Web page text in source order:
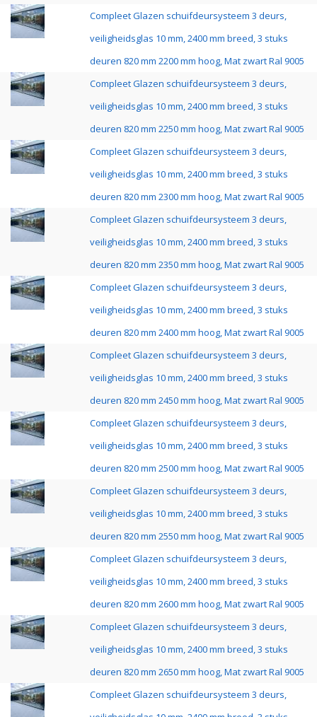
Compleet Glazen schuifdeursysteem 3 deurs,
veiligheidsglas 10 mm, 2400 mm breed, 3 stuks
deuren 820 mm 2200 mm hoog, Mat zwart Ral 9005
Compleet Glazen schuifdeursysteem 3 deurs,
veiligheidsglas 10 mm, 2400 mm breed, 3 stuks
deuren 820 mm 2250 mm hoog, Mat zwart Ral 9005
Compleet Glazen schuifdeursysteem 3 deurs,
veiligheidsglas 10 mm, 2400 mm breed, 3 stuks
deuren 820 mm 2300 mm hoog, Mat zwart Ral 9005
Compleet Glazen schuifdeursysteem 3 deurs,
veiligheidsglas 10 mm, 2400 mm breed, 3 stuks
deuren 820 mm 2350 mm hoog, Mat zwart Ral 9005
Compleet Glazen schuifdeursysteem 3 deurs,
veiligheidsglas 10 mm, 2400 mm breed, 3 stuks
deuren 820 mm 2400 mm hoog, Mat zwart Ral 9005
Compleet Glazen schuifdeursysteem 3 deurs,
veiligheidsglas 10 mm, 2400 mm breed, 3 stuks
deuren 820 mm 2450 mm hoog, Mat zwart Ral 9005
Compleet Glazen schuifdeursysteem 3 deurs,
veiligheidsglas 10 mm, 2400 mm breed, 3 stuks
deuren 820 mm 2500 mm hoog, Mat zwart Ral 9005
Compleet Glazen schuifdeursysteem 3 deurs,
veiligheidsglas 10 mm, 2400 mm breed, 3 stuks
deuren 820 mm 2550 mm hoog, Mat zwart Ral 9005
Compleet Glazen schuifdeursysteem 3 deurs,
veiligheidsglas 10 mm, 2400 mm breed, 3 stuks
deuren 820 mm 2600 mm hoog, Mat zwart Ral 9005
Compleet Glazen schuifdeursysteem 3 deurs,
veiligheidsglas 10 mm, 2400 mm breed, 3 stuks
deuren 820 mm 2650 mm hoog, Mat zwart Ral 9005
Compleet Glazen schuifdeursysteem 3 deurs,